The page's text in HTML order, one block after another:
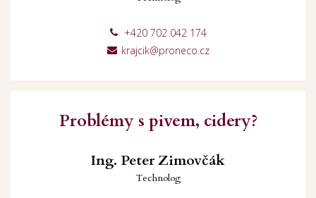
+420 702 042 174
krajcik@proneco.cz
Problémy s pivem, cidery?
Ing. Peter Zimovčák
Technolog